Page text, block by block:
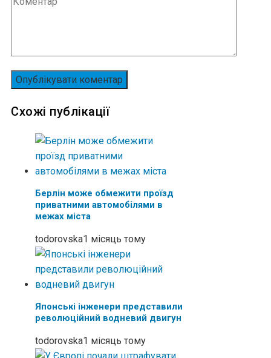
Схожі публікації
Берлін може обмежити проїзд
приватними автомобілями в
межах міста
todorovska1 місяць тому
Японські інженери представили
революційний водневий двигун
todorovska1 місяць тому